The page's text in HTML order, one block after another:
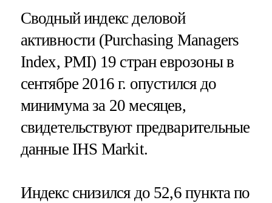
Сводный индекс деловой
активности (Purchasing Managers
Index, PMI) 19 стран еврозоны в
сентябре 2016 г. опустился до
минимума за 20 месяцев,
свидетельствуют предварительные
данные IHS Markit.
Индекс снизился до 52,6 пункта по